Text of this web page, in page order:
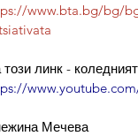
www.bta.bg/bg/
линк -
Мечева